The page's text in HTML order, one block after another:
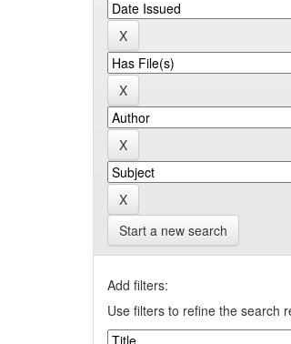
Start a new search
Add filters:
Use filters to refine the search